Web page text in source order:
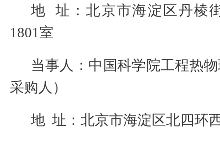
地
址：北京市海淀区丹棱
1801 室
当事人： 中国科学院工程热
采购人）
地 址：北京市海淀区北四环